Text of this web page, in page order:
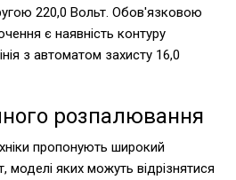
220,0 Вольт. Обов'язковою
є наявність контуру
з автоматом захисту 16,0
розпалювання
пропонують широкий
моделі яких можуть відрізнятися